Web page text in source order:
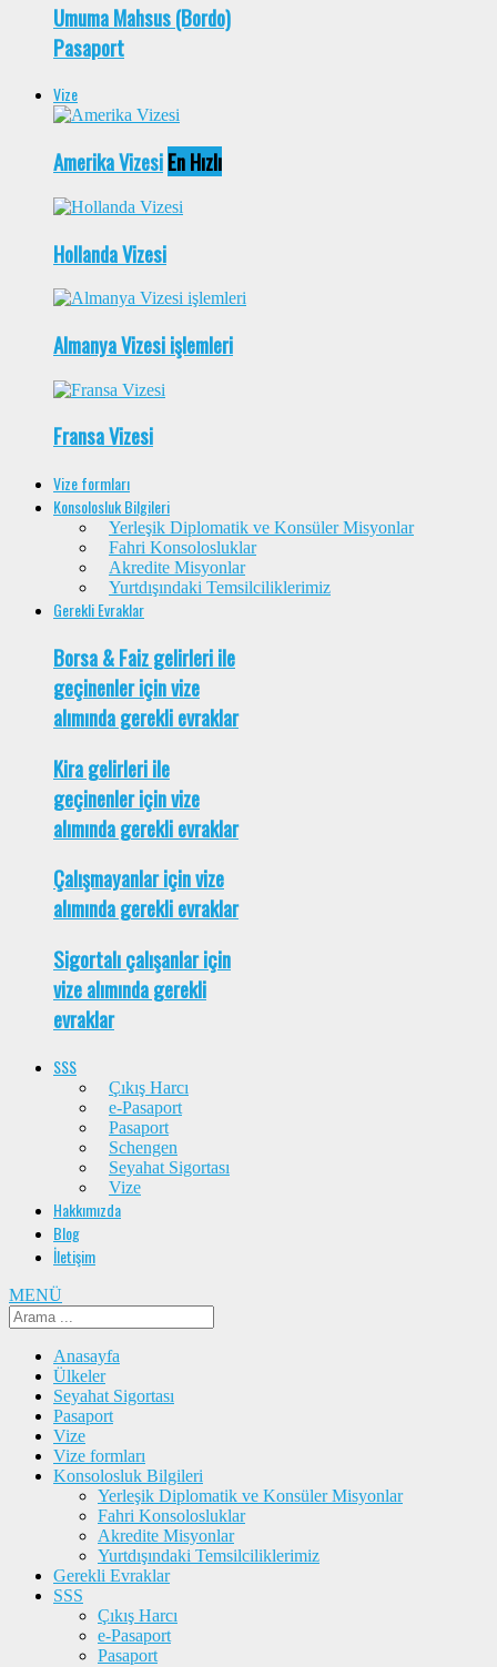
Umuma Mahsus (Bordo)
Pasaport
Vize
Amerika VizesiEn Hızlı
Hollanda Vizesi
Almanya Vizesi işlemleri
Fransa Vizesi
Vize formları
Konsolosluk Bilgileri
Yerleşik Diplomatik ve Konsüler Misyonlar
Fahri Konsolosluklar
Akredite Misyonlar
Yurtdışındaki Temsilciliklerimiz
Gerekli Evraklar
Borsa & Faiz gelirleri ile
geçinenler için vize
alımında gerekli evraklar
Kira gelirleri ile
geçinenler için vize
alımında gerekli evraklar
Çalışmayanlar için vize
alımında gerekli evraklar
Sigortalı çalışanlar için
vize alımında gerekli
evraklar
SSS
Çıkış Harcı
e-Pasaport
Pasaport
Schengen
Seyahat Sigortası
Vize
Hakkımızda
Blog
İletişim
MENÜ
Anasayfa
Ülkeler
Seyahat Sigortası
Pasaport
Vize
Vize formları
Konsolosluk Bilgileri
Yerleşik Diplomatik ve Konsüler Misyonlar
Fahri Konsolosluklar
Akredite Misyonlar
Yurtdışındaki Temsilciliklerimiz
Gerekli Evraklar
SSS
Çıkış Harcı
e-Pasaport
Pasaport